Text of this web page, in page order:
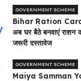
GOVERNMENT SCHEME
Bihar Ration
अब घर बैठे बनवाएं राशन
जरूरी दस्तावेज
GOVERNMENT SCHEME
Maiya Samman